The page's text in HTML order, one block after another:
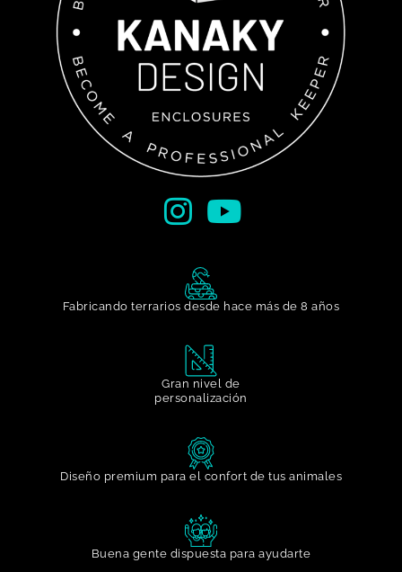
Fabricando terrarios desde hace más de 8 años
Gran nivel de
personalización​
Diseño premium para el confort de tus animales
Buena gente dispuesta para ayudarte​